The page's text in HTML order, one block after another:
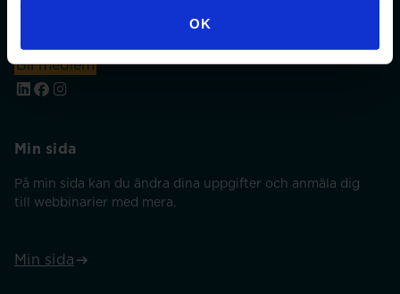
OK
Förbundet för apotekare och receptarier.
Bli medlem
Min sida
På min sida kan du ändra dina uppgifter och anmäla dig
till webbinarier med mera.
Min sida